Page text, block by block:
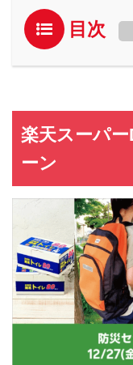
目次
楽天スーパ
ーン